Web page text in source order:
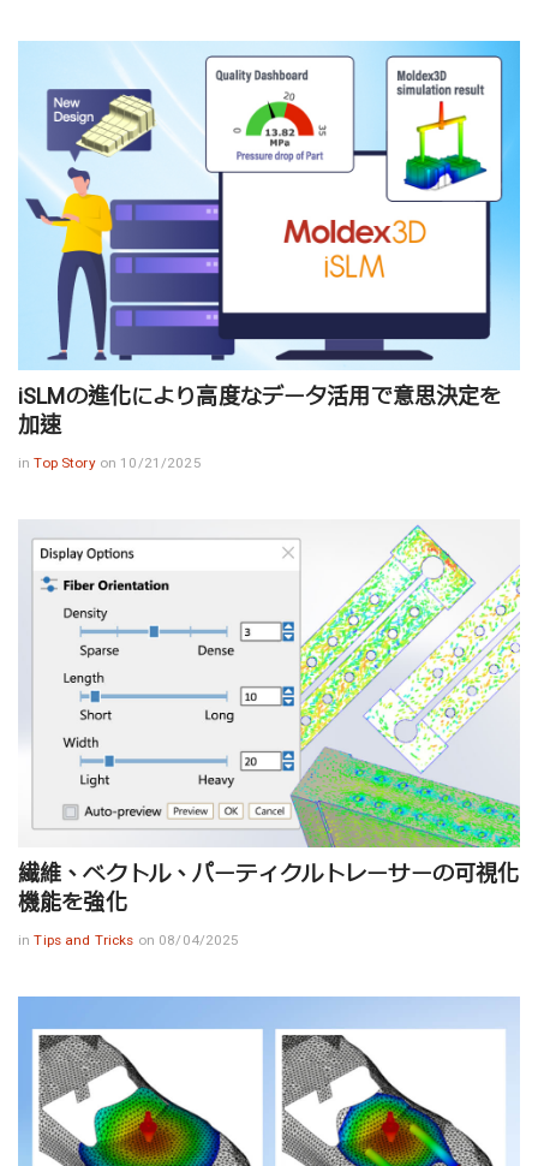
iSLMの進化により高度なデータ活用で意思決定を
加速
inTop Story on 10/21/2025
繊維、ベクトル、パーティクルトレーサーの可視化
機能を強化
inTips and Tricks on 08/04/2025